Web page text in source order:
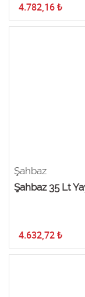
4.782,16 ₺
Şahbaz
Şahbaz 35 Lt
4.632,72 ₺